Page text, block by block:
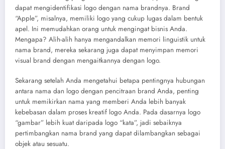
dapat mengidentifikasi logo dengan nama brandnya. Brand
“Apple”, misalnya, memiliki logo yang cukup lugas dalam bentuk
apel. Ini memudahkan orang untuk mengingat bisnis Anda.
Mengapa? Alih-alih hanya mengandalkan memori linguistik untuk
nama brand, mereka sekarang juga dapat menyimpan memori
visual brand dengan mengaitkannya dengan logo.
Sekarang setelah Anda mengetahui betapa pentingnya hubungan
antara nama dan logo dengan pencitraan brand Anda, penting
untuk memikirkan nama yang memberi Anda lebih banyak
kebebasan dalam proses kreatif logo Anda. Pada dasarnya logo
“gambar” lebih kuat daripada logo “kata”, jadi sebaiknya
pertimbangkan nama brand yang dapat dilambangkan sebagai
objek atau sesuatu.